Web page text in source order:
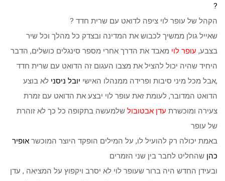
הקהל של עופר לוי ציפה לדואט עם שרית חדד ?
שאייל גולן ממשיך לכבוש את המדינה ובצדק כל מהלך וכל שיר
בצבע, עופר לוי מאבד את הדרך אחרי מספר סינגלים כושלים, הדבר
היחיד שהיה יכול להציל את מצבו העגום זה הדואט עם שרית חדד
,אבל מכל מיני סיבות ופרידה ממנהלו האישי יובל ניסני לא בוצע
הדואט המדובר, לעומת זאת עופר לוי יבצע את הדואט עם זמרת
צעירה ומוכשרת עדן אבטובול שלמעשה בתקופה כל כך לא זוהרת
של עופר
באמת יכולה רק להועיל לו, על המילים הופקד היוצר המוכשר אופיר
כהן שהחליט לחבר בין שני הזמרים
ובעידן החדש היה ברור שעופר לוי לא יסרב ויקפוץ על המציאה , עדן